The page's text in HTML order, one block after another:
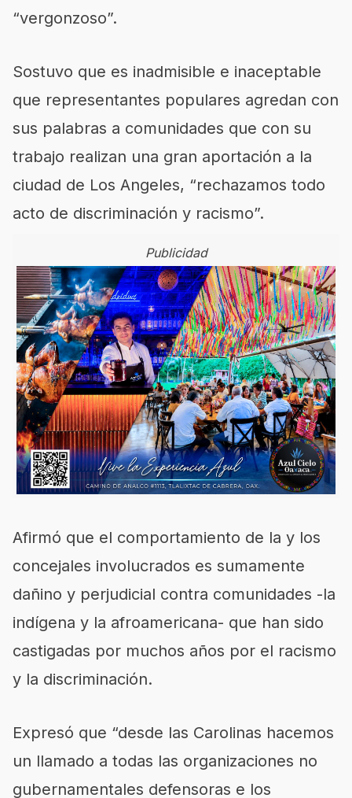
“vergonzoso”.
Sostuvo que es inadmisible e inaceptable
que representantes populares agredan con
sus palabras a comunidades que con su
trabajo realizan una gran aportación a la
ciudad de Los Angeles, “rechazamos todo
acto de discriminación y racismo”.
Publicidad
Afirmó que el comportamiento de la y los
concejales involucrados es sumamente
dañino y perjudicial contra comunidades -la
indígena y la afroamericana- que han sido
castigadas por muchos años por el racismo
y la discriminación.
Expresó que “desde las Carolinas hacemos
un llamado a todas las organizaciones no
gubernamentales defensoras e los